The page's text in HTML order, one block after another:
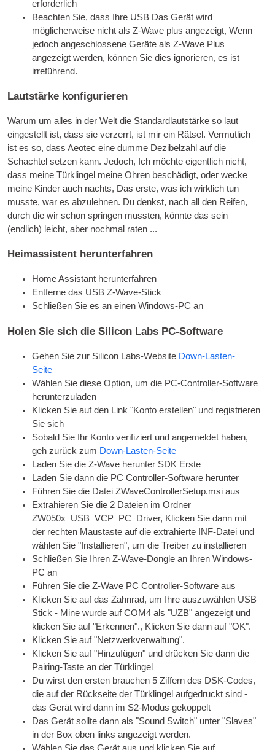
erforderlich
Beachten Sie, dass Ihre USB Das Gerät wird
möglicherweise nicht als Z-Wave plus angezeigt, Wenn
jedoch angeschlossene Geräte als Z-Wave Plus
angezeigt werden, können Sie dies ignorieren, es ist
irreführend.
Lautstärke konfigurieren
Warum um alles in der Welt die Standardlautstärke so laut
eingestellt ist, dass sie verzerrt, ist mir ein Rätsel. Vermutlich
ist es so, dass Aeotec eine dumme Dezibelzahl auf die
Schachtel setzen kann. Jedoch, Ich möchte eigentlich nicht,
dass meine Türklingel meine Ohren beschädigt, oder wecke
meine Kinder auch nachts, Das erste, was ich wirklich tun
musste, war es abzulehnen. Du denkst, nach all den Reifen,
durch die wir schon springen mussten, könnte das sein
(endlich) leicht, aber nochmal raten ...
Heimassistent herunterfahren
Home Assistant herunterfahren
Entferne das USB Z-Wave-Stick
Schließen Sie es an einen Windows-PC an
Holen Sie sich die Silicon Labs PC-Software
Gehen Sie zur Silicon Labs-Website Down-Lasten-
Seite
Wählen Sie diese Option, um die PC-Controller-Software
herunterzuladen
Klicken Sie auf den Link "Konto erstellen" und registrieren
Sie sich
Sobald Sie Ihr Konto verifiziert und angemeldet haben,
geh zurück zum Down-Lasten-Seite
Laden Sie die Z-Wave herunter SDK Erste
Laden Sie dann die PC Controller-Software herunter
Führen Sie die Datei ZWaveControllerSetup.msi aus
Extrahieren Sie die 2 Dateien im Ordner
ZW050x_USB_VCP_PC_Driver, Klicken Sie dann mit
der rechten Maustaste auf die extrahierte INF-Datei und
wählen Sie "Installieren", um die Treiber zu installieren
Schließen Sie Ihren Z-Wave-Dongle an Ihren Windows-
PC an
Führen Sie die Z-Wave PC Controller-Software aus
Klicken Sie auf das Zahnrad, um Ihre auszuwählen USB
Stick - Mine wurde auf COM4 als "UZB" angezeigt und
klicken Sie auf "Erkennen"., Klicken Sie dann auf "OK".
Klicken Sie auf "Netzwerkverwaltung".
Klicken Sie auf "Hinzufügen" und drücken Sie dann die
Pairing-Taste an der Türklingel
Du wirst den ersten brauchen 5 Ziffern des DSK-Codes,
die auf der Rückseite der Türklingel aufgedruckt sind -
das Gerät wird dann im S2-Modus gekoppelt
Das Gerät sollte dann als "Sound Switch" unter "Slaves"
in der Box oben links angezeigt werden.